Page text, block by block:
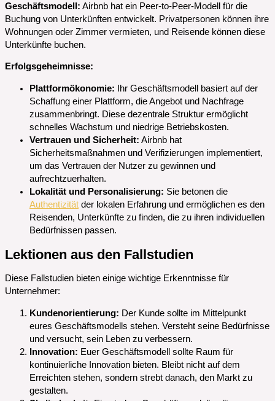
Geschäftsmodell: Airbnb hat ein Peer-to-Peer-Modell für die
Buchung von Unterkünften entwickelt. Privatpersonen können ihre
Wohnungen oder Zimmer vermieten, und Reisende können diese
Unterkünfte buchen.
Erfolgsgeheimnisse:
Plattformökonomie: Ihr Geschäftsmodell basiert auf der
Schaffung einer Plattform, die Angebot und Nachfrage
zusammenbringt. Diese dezentrale Struktur ermöglicht
schnelles Wachstum und niedrige Betriebskosten.
Vertrauen und Sicherheit: Airbnb hat
Sicherheitsmaßnahmen und Verifizierungen implementiert,
um das Vertrauen der Nutzer zu gewinnen und
aufrechtzuerhalten.
Lokalität und Personalisierung: Sie betonen die
Authentizität der lokalen Erfahrung und ermöglichen es den
Reisenden, Unterkünfte zu finden, die zu ihren individuellen
Bedürfnissen passen.
Lektionen aus den Fallstudien
Diese Fallstudien bieten einige wichtige Erkenntnisse für
Unternehmer:
Kundenorientierung: Der Kunde sollte im Mittelpunkt
eures Geschäftsmodells stehen. Versteht seine Bedürfnisse
und versucht, sein Leben zu verbessern.
Innovation: Euer Geschäftsmodell sollte Raum für
kontinuierliche Innovation bieten. Bleibt nicht auf dem
Erreichten stehen, sondern strebt danach, den Markt zu
gestalten.